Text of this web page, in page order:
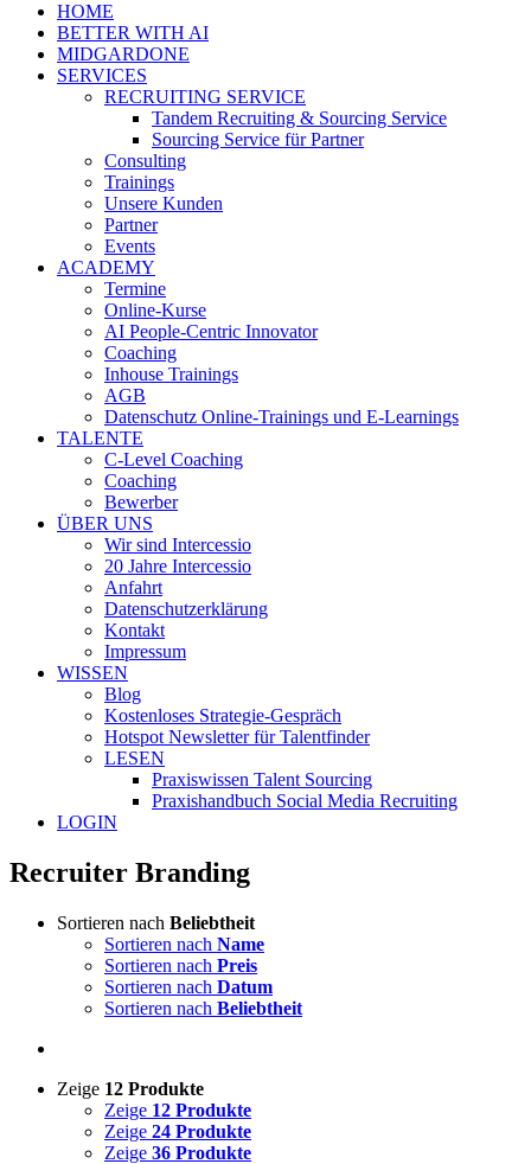
HOME
BETTER WITH AI
MIDGARDONE
SERVICES
RECRUITING SERVICE
Tandem Recruiting & Sourcing Service
Sourcing Service für Partner
Consulting
Trainings
Unsere Kunden
Partner
Events
ACADEMY
Termine
Online-Kurse
AI People-Centric Innovator
Coaching
Inhouse Trainings
AGB
Datenschutz Online-Trainings und E-Learnings
TALENTE
C-Level Coaching
Coaching
Bewerber
ÜBER UNS
Wir sind Intercessio
20 Jahre Intercessio
Anfahrt
Datenschutzerklärung
Kontakt
Impressum
WISSEN
Blog
Kostenloses Strategie-Gespräch
Hotspot Newsletter für Talentfinder
LESEN
Praxiswissen Talent Sourcing
Praxishandbuch Social Media Recruiting
LOGIN
Recruiter Branding
Sortieren nach Beliebtheit
Sortieren nach Name
Sortieren nach Preis
Sortieren nach Datum
Sortieren nach Beliebtheit
Zeige 12 Produkte
Zeige 12 Produkte
Zeige 24 Produkte
Zeige 36 Produkte